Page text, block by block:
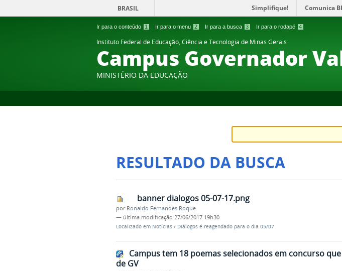
Ir para o conteúdo 1 Ir para o menu 2 Ir para a busca 3 Ir para o rodapé 4
BRASIL Simplifique! Comunica
Instituto Federal de Educação, Ciência e Tecnologia de Minas Gerais
Campus Governador
MINISTÉRIO DA EDUCAÇÃO
RESULTADO DA BUSCA
banner dialogos 05-07-17.png
por Ronaldo Fernandes Roque
— última modificação 27/06/2017 19h30
Localizado em Notícias / Diálogos é reagendado para o dia 05/07
Campus tem 18 poemas selecionados em concurso que
de GV